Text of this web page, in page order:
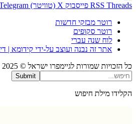
RSS פייסבוק X (טוויטר)
Telegram
רוטר מבזקי חדשות
רוטר סקופים
לוח שנה עברי
אתר זה נבנה ועוצב על-ידי קידומא | דיגיטל
שמורות לגיימפרו ישראל © 2025
Submit
מילת חיפוש